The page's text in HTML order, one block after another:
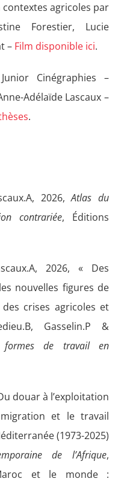
agricoles par
Forestier, Lucie
– Film disponible ici.
Cinégraphies –
Adélaïde Lascaux –
.
2026,Atlas du
contrariée, Éditions
2026, « Des
nouvelles figures de
des crises agricoles et
Gasselin.P &
formes de travail en
douar à l’exploitation
et le travail
(1973-2025)
de l’Afrique,
et le monde :